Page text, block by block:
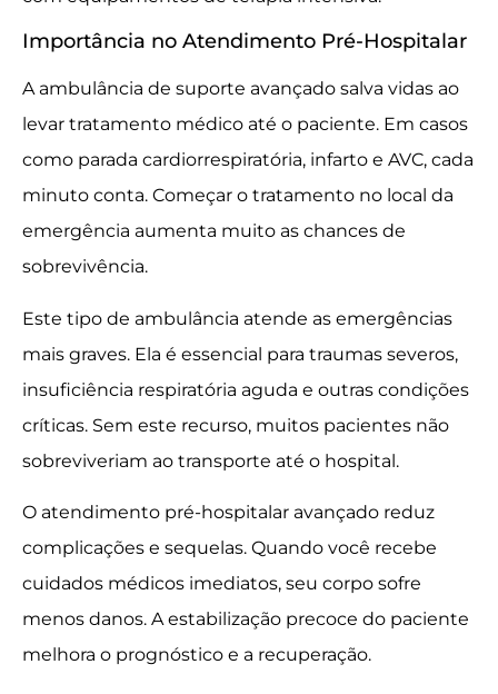
Importância no Atendimento Pré-Hospitalar
A ambulância de suporte avançado salva vidas ao
levar tratamento médico até o paciente. Em casos
como parada cardiorrespiratória, infarto e AVC, cada
minuto conta. Começar o tratamento no local da
emergência aumenta muito as chances de
sobrevivência.
Este tipo de ambulância atende as emergências
mais graves. Ela é essencial para traumas severos,
insuficiência respiratória aguda e outras condições
críticas. Sem este recurso, muitos pacientes não
sobreviveriam ao transporte até o hospital.
O atendimento pré-hospitalar avançado reduz
complicações e sequelas. Quando você recebe
cuidados médicos imediatos, seu corpo sofre
menos danos. A estabilização precoce do paciente
melhora o prognóstico e a recuperação.